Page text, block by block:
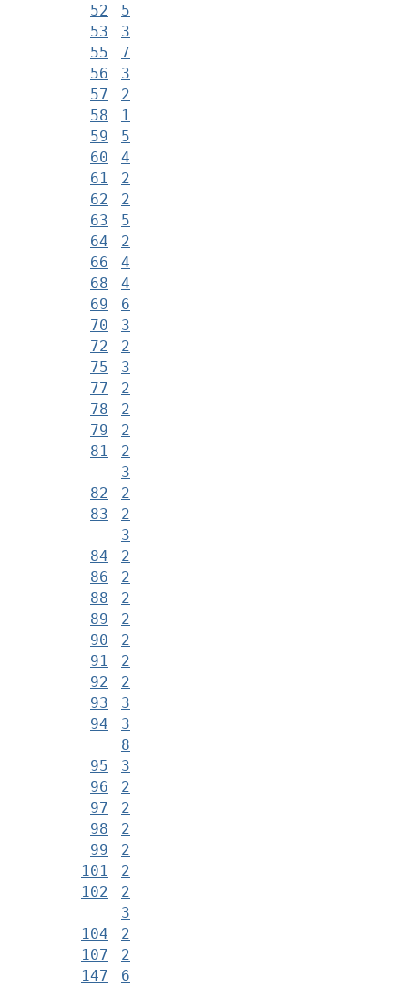
52
5
53
3
55
7
56
3
57
2
58
1
59
5
60
4
61
2
62
2
63
5
64
2
66
4
68
4
69
6
70
3
72
2
75
3
77
2
78
2
79
2
81
2
3
82
2
83
2
3
84
2
86
2
88
2
89
2
90
2
91
2
92
2
93
3
94
3
8
95
3
96
2
97
2
98
2
99
2
101
2
102
2
3
104
2
107
2
147
6